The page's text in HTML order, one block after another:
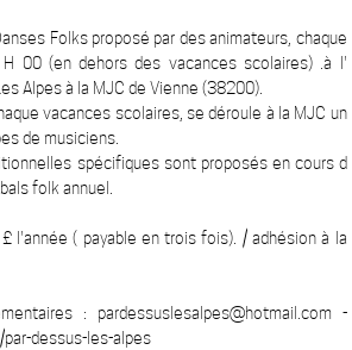
Folks proposé par des animateurs, chaque
00 (en dehors des vacances scolaires) .à l'
Alpes à la MJC de Vienne (38200).
vacances scolaires, se déroule à la MJC un
de musiciens.
spécifiques sont proposés en cours d
folk annuel.
l'année ( payable en trois fois). / adhésion à la
: pardessuslesalpes@hotmail.com -
dessus-les-alpes